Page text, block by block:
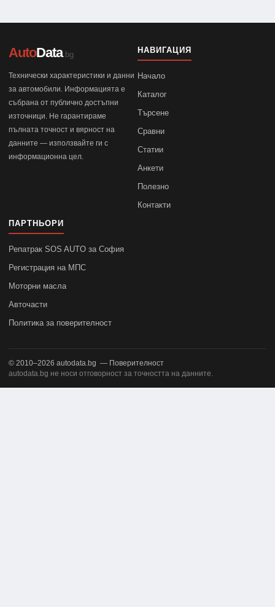
AutoData.bg
Технически характеристики и данни
за автомобили. Информацията е
събрана от публично достъпни
източници. Не гарантираме
пълната точност и вярност на
данните — използвайте ги с
информационна цел.
НАВИГАЦИЯ
Начало
Каталог
Търсене
Сравни
Статии
Анкети
Полезно
Контакти
ПАРТНЬОРИ
Репатрак SOS AUTO за София
Регистрация на МПС
Моторни масла
Авточасти
Политика за поверителност
© 2010–2026 autodata.bg — Поверителност
autodata.bg не носи отговорност за точността на данните.